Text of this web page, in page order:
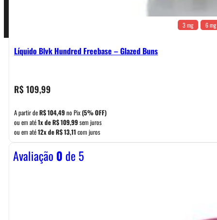
3 mg 6 mg
Líquido Blvk Hundred Freebase – Glazed Buns
R$109,99
A partir deR$104,49no Pix(5% OFF)
ou em até1x deR$109,99sem juros
ou em até12x deR$13,11 com juros
Avaliação0 de 5